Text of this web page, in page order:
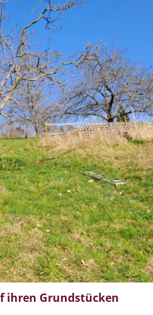
ihren Grundstücken